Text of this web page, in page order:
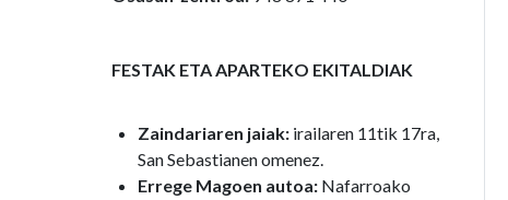
FESTAK ETA APARTEKO EKITALDIAK
Zaindariaren jaiak: irailaren 11tik 17ra,
San Sebastianen omenez.
Errege Magoen autoa: Nafarroako